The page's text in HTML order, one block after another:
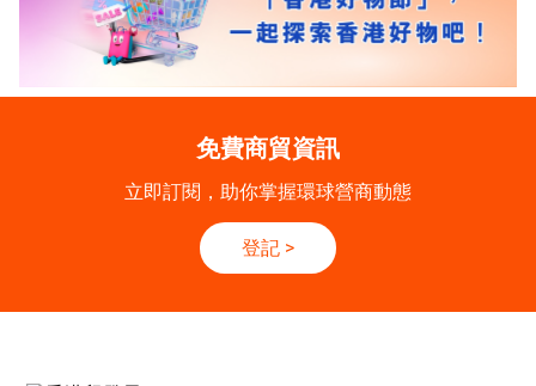
免費商貿資訊
立即訂閱，助你掌握環球營商動態
登記 >